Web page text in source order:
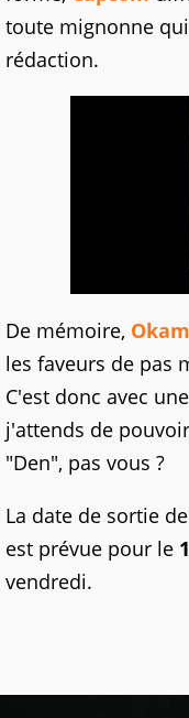
toute mignonne
rédaction.
De mémoire,
les faveurs de pas
C'est donc avec
j'attends de
"Den", pas vous ?
La date de sortie de
est prévue pour le
vendredi.